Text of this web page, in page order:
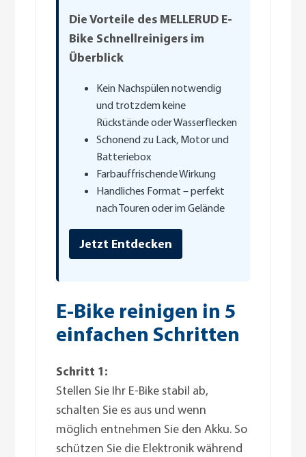
Die Vorteile des MELLERUD E-
Bike Schnellreinigers im
Überblick
Kein Nachspülen notwendig
und trotzdem keine
Rückstände oder Wasserflecken
Schonend zu Lack, Motor und
Batteriebox
Farbauffrischende Wirkung
Handliches Format – perfekt
nach Touren oder im Gelände
Jetzt Entdecken
E-Bike reinigen in 5
einfachen Schritten
Schritt 1:
Stellen Sie Ihr E-Bike stabil ab,
schalten Sie es aus und wenn
möglich entnehmen Sie den Akku. So
schützen Sie die Elektronik während